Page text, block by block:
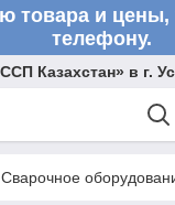
товара и цены,
телефону.
Казахстан» в г.
Сварочное